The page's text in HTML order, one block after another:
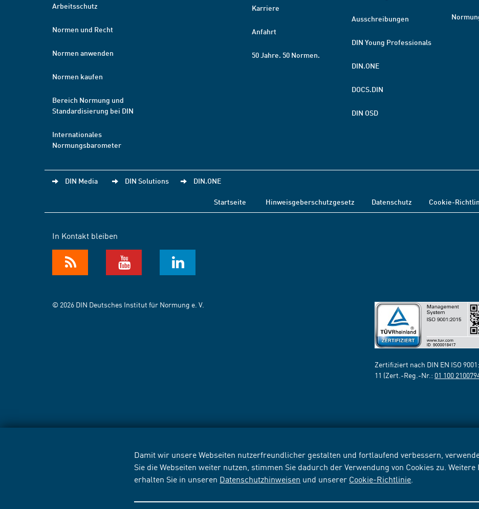
Damit wir unsere Webseiten nutzerfreundlicher gestalten und fortlaufend verbessern,
Sie die Webseiten weiter nutzen, stimmen Sie dadurch der Verwendung von Cookies zu.
erhalten Sie in unseren Datenschutzhinweisen und unserer Cookie-Richtlinie
Arbeitsschutz
Normen und Recht
Normen anwenden
Normen kaufen
Bereich Normung und
Standardisierung bei DIN
Internationales
Normungsbarometer
Karriere
Anfahrt
50 Jahre. 50 Normen.
Ausschreibungen
DIN Young Professionals
DIN.ONE
DOCS.DIN
DIN OSD
DIN Media DIN Solutions DIN.ONE
Startseite Hinweisgeberschutzgesetz Datenschutz Cookie-
In Kontakt bleiben
© 2026 DIN Deutsches Institut für Normung e. V.
Zertifiziert nach DIN EN ISO
11 (Zert.-Reg.-Nr.: 01 100